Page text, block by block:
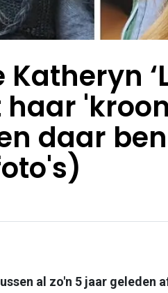
daar
al zo'n 5 jaar geleden